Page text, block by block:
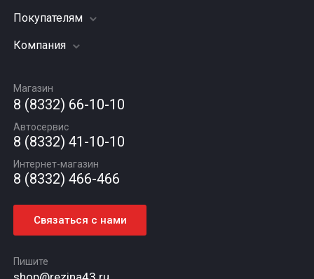
Грузовые шины
Диски
Автомасла
Заправка кондиционера
Подвеска (ходовая часть)
Шиномонтаж
Покупателям
Акции
Гарантии и возврат
Компания
Вакансии
Новости
Статьи
Контакты
Магазин
8 (8332) 66-10-10
Автосервис
8 (8332) 41-10-10
Интернет-магазин
8 (8332) 466-466
Связаться с нами
Пишите